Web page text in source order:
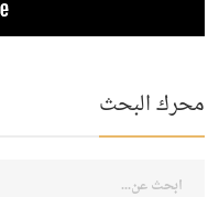
محرك البحث